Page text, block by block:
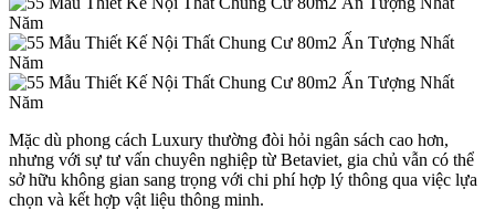
Mặc dù phong cách Luxury thường đòi hỏi ngân sách cao hơn,
nhưng với sự tư vấn chuyên nghiệp từ Betaviet, gia chủ vẫn có thể
sở hữu không gian sang trọng với chi phí hợp lý thông qua việc lựa
chọn và kết hợp vật liệu thông minh.